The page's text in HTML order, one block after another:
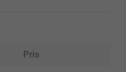
Pris